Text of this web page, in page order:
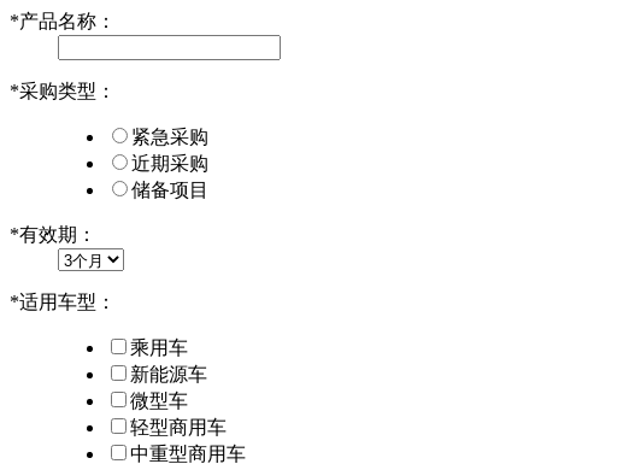
乐道L60核心零部件配套供应商一览
*产品名称：
*采购类型：
紧急采购
近期采购
储备项目
*有效期：
*适用车型：
乘用车
新能源车
微型车
轻型商用车
中重型商用车